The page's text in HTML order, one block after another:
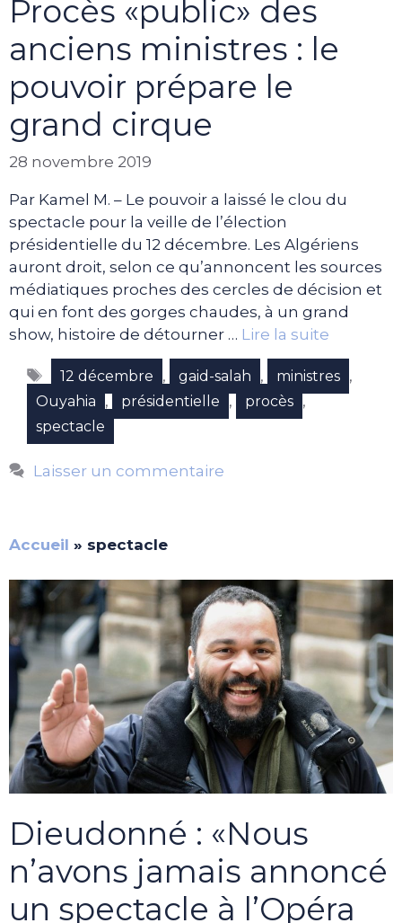
Procès «public» des
anciens ministres : le
pouvoir prépare le
grand cirque
28 novembre 2019
Par Kamel M. – Le pouvoir a laissé le clou du
spectacle pour la veille de l’élection
présidentielle du 12 décembre. Les Algériens
auront droit, selon ce qu’annoncent les sources
médiatiques proches des cercles de décision et
qui en font des gorges chaudes, à un grand
show, histoire de détourner … Lire la suite
Étiquettes
12 décembre , gaid-salah , ministres ,
Ouyahia , présidentielle , procès ,
spectacle
Laisser un commentaire
Accueil » spectacle
Dieudonné : «Nous
n’avons jamais annoncé
un spectacle à l’Opéra